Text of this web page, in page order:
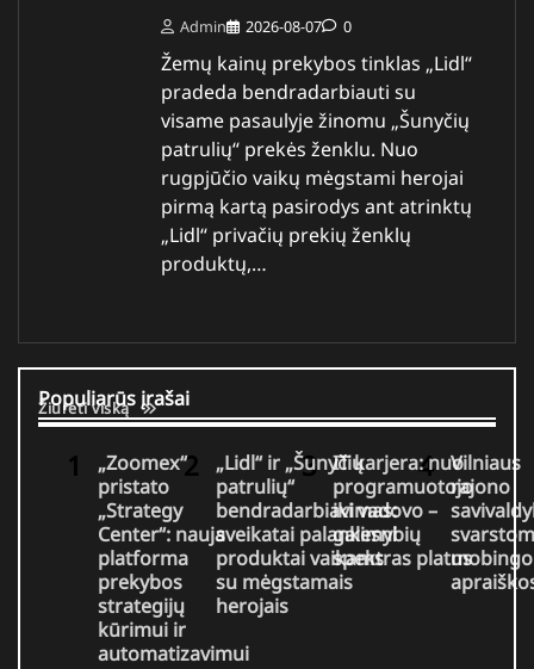
Admin 2026-08-07 0
Žemų kainų prekybos tinklas „Lidl“
pradeda bendradarbiauti su
visame pasaulyje žinomu „Šunyčių
patrulių“ prekės ženklu. Nuo
rugpjūčio vaikų mėgstami herojai
pirmą kartą pasirodys ant atrinktų
„Lidl“ privačių prekių ženklų
produktų,…
Populiarūs įrašai
Žiūrėti viską
„Zoomex“
pristato
„Strategy
Center“: nauja
platforma
prekybos
strategijų
kūrimui ir
automatizavimui
„Lidl“ ir „Šunyčių
patrulių“
bendradarbiavimas:
sveikatai palankesni
produktai vaikams
su mėgstamais
herojais
IT karjera: nuo
programuotojo
iki vadovo –
galimybių
spektras platus
Vilniaus
rajono
mobingo